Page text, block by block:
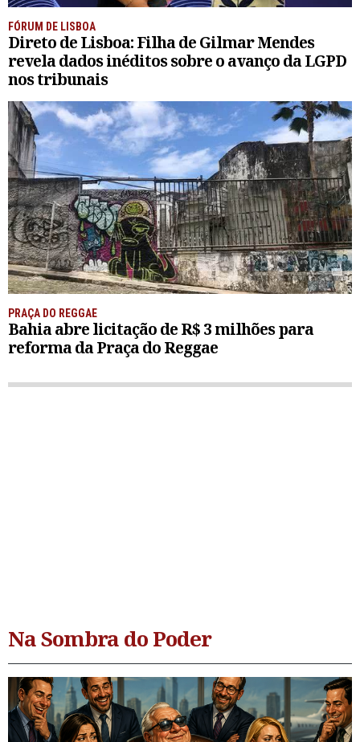
FÓRUM DE LISBOA
Direto de Lisboa: Filha de Gilmar Mendes
revela dados inéditos sobre o avanço da LGPD
nos tribunais
PRAÇA DO REGGAE
Bahia abre licitação de R$ 3 milhões para
reforma da Praça do Reggae
Na Sombra do Poder